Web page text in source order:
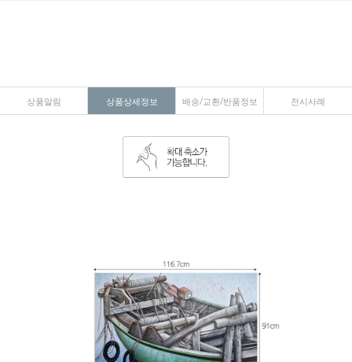
상품알림 상품상세정보 배송/교환/반품정보 전시사례